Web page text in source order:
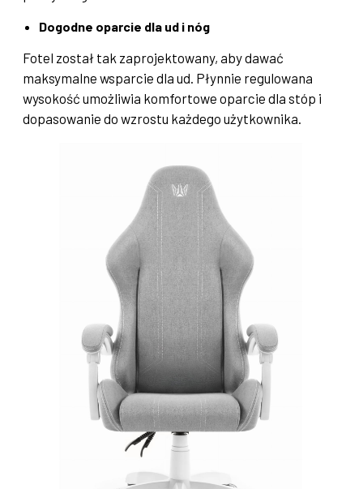
Dogodne oparcie dla ud i nóg
Fotel został tak zaprojektowany, aby dawać
maksymalne wsparcie dla ud. Płynnie regulowana
wysokość umożliwia komfortowe oparcie dla stóp i
dopasowanie do wzrostu każdego użytkownika.